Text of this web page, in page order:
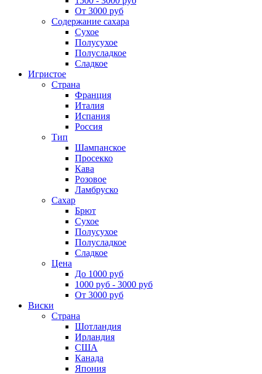
От 3000 руб
Содержание сахара
Сухое
Полусухое
Полусладкое
Сладкое
Игристое
Страна
Франция
Италия
Испания
Россия
Тип
Шампанское
Просекко
Кава
Розовое
Ламбруско
Сахар
Брют
Сухое
Полусухое
Полусладкое
Сладкое
Цена
До 1000 руб
1000 руб - 3000 руб
От 3000 руб
Виски
Страна
Шотландия
Ирландия
США
Канада
Япония